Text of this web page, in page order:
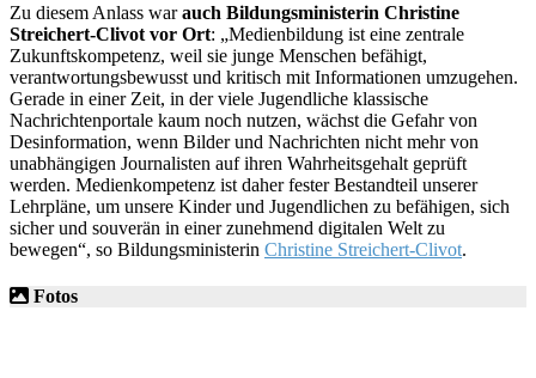
Zu diesem Anlass warauch Bildungsministerin Christine
Streichert-Clivot vor Ort: „Medienbildung ist eine zentrale
Zukunftskompetenz, weil sie junge Menschen befähigt,
verantwortungsbewusst und kritisch mit Informationen umzugehen.
Gerade in einer Zeit, in der viele Jugendliche klassische
Nachrichtenportale kaum noch nutzen, wächst die Gefahr von
Desinformation, wenn Bilder und Nachrichten nicht mehr von
unabhängigen Journalisten auf ihren Wahrheitsgehalt geprüft
werden. Medienkompetenz ist daher fester Bestandteil unserer
Lehrpläne, um unsere Kinder und Jugendlichen zu befähigen, sich
sicher und souverän in einer zunehmend digitalen Welt zu
bewegen“, so Bildungsministerin Christine Streichert-Clivot.
Fotos